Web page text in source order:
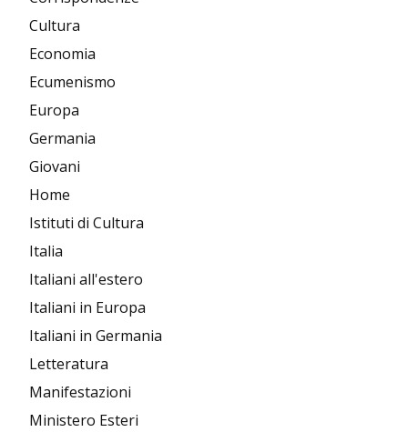
Cultura
Economia
Ecumenismo
Europa
Germania
Giovani
Home
Istituti di Cultura
Italia
Italiani all'estero
Italiani in Europa
Italiani in Germania
Letteratura
Manifestazioni
Ministero Esteri